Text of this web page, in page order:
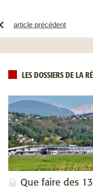
article précédent
LES DOSSIERS DE LA
Que faire des